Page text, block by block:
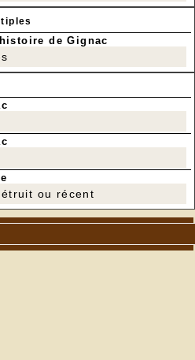
de Gignac
ou récent
cassée à gauche...